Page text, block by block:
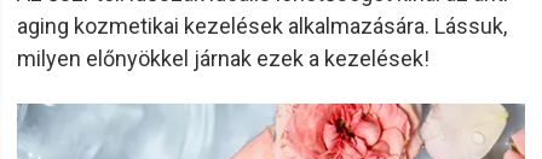
aging kozmetikai kezelések alkalmazására. Lássuk,
milyen előnyökkel járnak ezek a kezelések!